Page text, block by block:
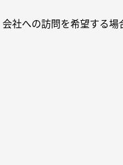
社への訪問を希望する場